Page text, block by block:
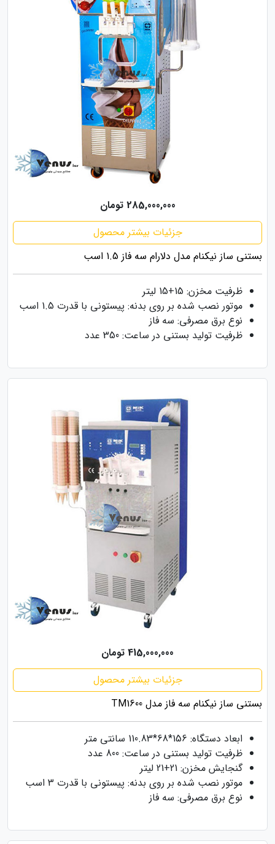
285,000,000 تومان
جزئیات بیشتر محصول
بستنی ساز نیکنام مدل دلارام سه فاز 1.5 اسب
ظرفیت مخزن: 15+15 لیتر
موتور نصب شده بر روی بدنه: پیستونی با قدرت 1.5 اسب
نوع برق مصرفی: سه فاز
ظرفیت تولید بستنی در ساعت: 350 عدد
415,000,000 تومان
جزئیات بیشتر محصول
بستنی ساز نیکنام سه فاز مدل TM1600
ابعاد دستگاه: 156*68*110.83 سانتی متر
ظرفیت تولید بستنی در ساعت: 800 عدد
گنجایش مخزن: 21+21 لیتر
موتور نصب شده بر روی بدنه: پیستونی با قدرت 3 اسب
نوع برق مصرفی: سه فاز